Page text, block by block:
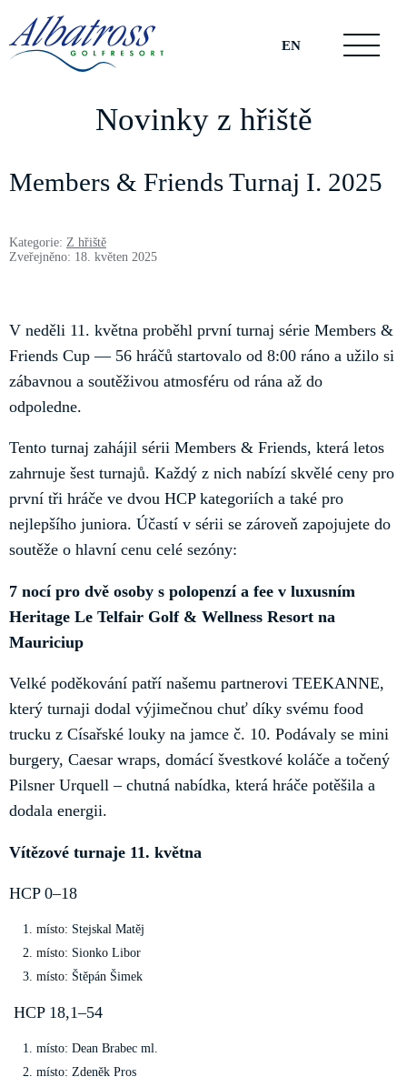
EN
Novinky z hřiště
Members & Friends Turnaj I. 2025
Kategorie: Z hřiště
Zveřejněno: 18. květen 2025
V neděli 11. května proběhl první turnaj série Members &
Friends Cup — 56 hráčů startovalo od 8:00 ráno a užilo si
zábavnou a soutěživou atmosféru od rána až do
odpoledne.
Tento turnaj zahájil sérii Members & Friends, která letos
zahrnuje šest turnajů. Každý z nich nabízí skvělé ceny pro
první tři hráče ve dvou HCP kategoriích a také pro
nejlepšího juniora. Účastí v sérii se zároveň zapojujete do
soutěže o hlavní cenu celé sezóny:
7 nocí pro dvě osoby s polopenzí a fee v luxusním
Heritage Le Telfair Golf & Wellness Resort na
Mauriciup
Velké poděkování patří našemu partnerovi TEEKANNE,
který turnaji dodal výjimečnou chuť díky svému food
trucku z Císařské louky na jamce č. 10. Podávaly se mini
burgery, Caesar wraps, domácí švestkové koláče a točený
Pilsner Urquell – chutná nabídka, která hráče potěšila a
dodala energii.
Vítězové turnaje 11. května
HCP 0–18
místo: Stejskal Matěj
místo: Sionko Libor
místo: Štěpán Šimek
HCP 18,1–54
místo: Dean Brabec ml.
místo: Zdeněk Pros